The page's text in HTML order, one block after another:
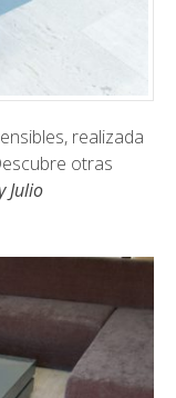
realizada
otras
Julio